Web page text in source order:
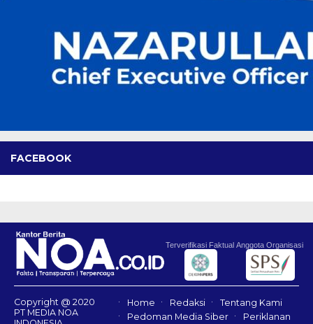
FACEBOOK
Terverifikasi Faktual Anggota Organisasi
Copyright @ 2020
PT MEDIA NOA
Home Redaksi
Tentang Kami
Pedoman Media Siber
Periklanan